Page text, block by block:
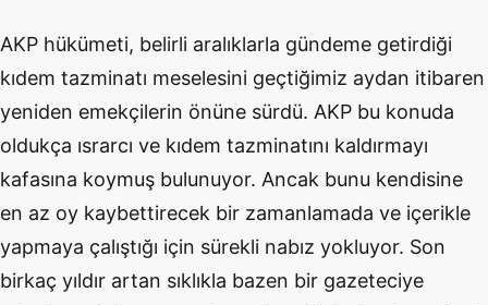
AKP hükümeti, belirli aralıklarla gündeme getirdiği
kıdem tazminatı meselesini geçtiğimiz aydan itibaren
yeniden emekçilerin önüne sürdü. AKP bu konuda
oldukça ısrarcı ve kıdem tazminatını kaldırmayı
kafasına koymuş bulunuyor. Ancak bunu kendisine
en az oy kaybettirecek bir zamanlamada ve içerikle
yapmaya çalıştığı için sürekli nabız yokluyor. Son
birkaç yıldır artan sıklıkla bazen bir gazeteciye